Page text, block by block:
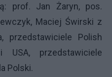
prof. Jan Żaryn, pos.
Maciej Świrski z
przedstawiciele Polish
przedstawiciele
Polski.